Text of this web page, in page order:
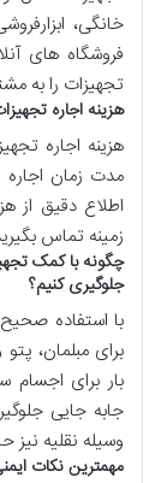
خانگی،
فروشگاه های
تجهیزات را به
هزینه اجاره
هزینه اجاره
مدت زمان
اطلاع دقیق از
زمینه تماس
چگونه با کمک
جلوگیری کنیم؟
با استفاده
برای مبلمان،
بار برای
جابه جایی
وسیله نقلیه
مهمترین نکات